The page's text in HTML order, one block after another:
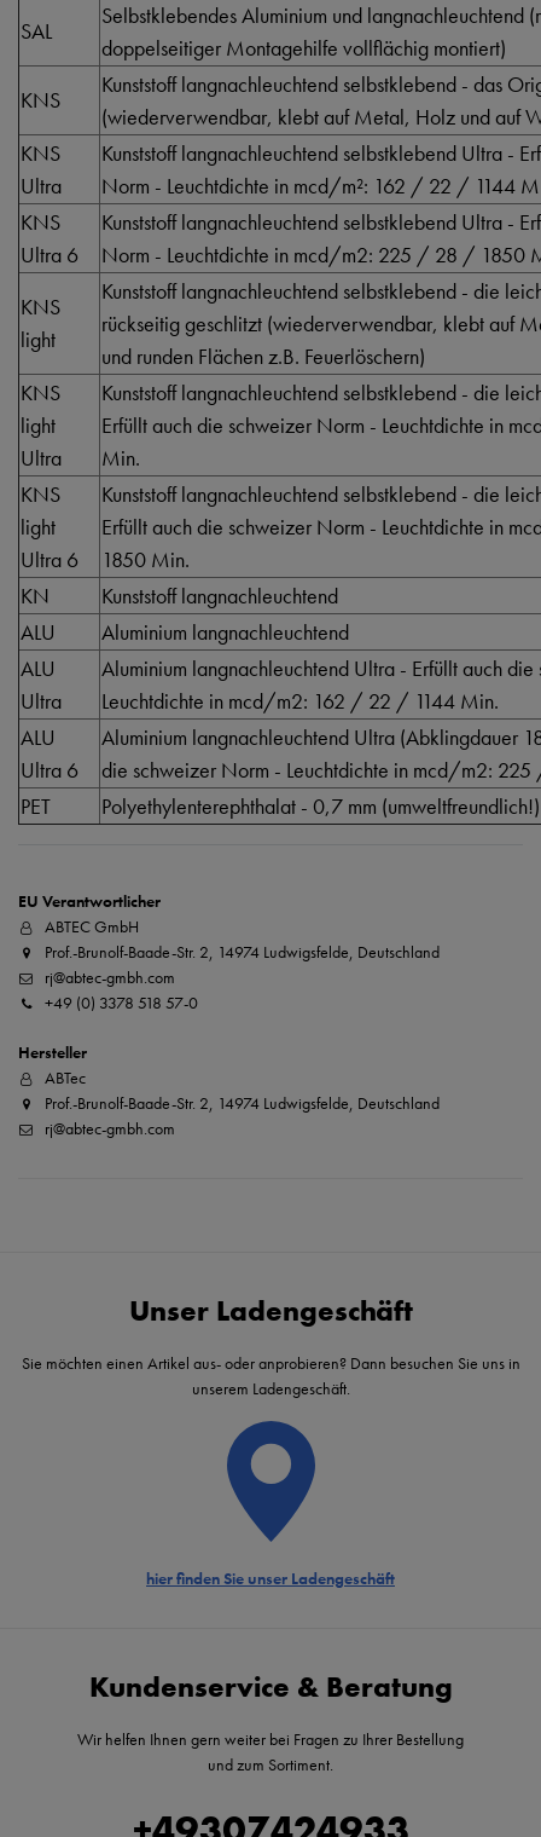
SAL
Selbstklebendes Aluminium und langnachleuchtend
doppelseitiger Montagehilfe vollflächig montiert)
KNS
Kunststoff langnachleuchtend selbstklebend - das
(wiederverwendbar, klebt auf Metal, Holz und auf
KNS
Ultra
Kunststoff langnachleuchtend selbstklebend Ultra -
Norm - Leuchtdichte in mcd/m²: 162 / 22 / 1144
KNS
Ultra 6
Kunststoff langnachleuchtend selbstklebend Ultra -
Norm - Leuchtdichte in mcd/m2: 225 / 28 / 1850
KNS
light
Kunststoff langnachleuchtend selbstklebend - die
rückseitig geschlitzt (wiederverwendbar, klebt auf
und runden Flächen z.B. Feuerlöschern)
KNS
light
Ultra
Kunststoff langnachleuchtend selbstklebend - die
Erfüllt auch die schweizer Norm - Leuchtdichte in
Min.
KNS
light
Ultra 6
Kunststoff langnachleuchtend selbstklebend - die
Erfüllt auch die schweizer Norm - Leuchtdichte in
1850 Min.
KN
Kunststoff langnachleuchtend
ALU
Aluminium langnachleuchtend
ALU
Ultra
Aluminium langnachleuchtend Ultra - Erfüllt auch
Leuchtdichte in mcd/m2: 162 / 22 / 1144 Min.
ALU
Ultra 6
Aluminium langnachleuchtend Ultra (Abklingdauer
die schweizer Norm - Leuchtdichte in mcd/m2:
PET
Polyethylenterephthalat - 0,7 mm (umweltfreundlich!)
EU Verantwortlicher
ABTEC GmbH
Prof.-Brunolf-Baade-Str. 2, 14974 Ludwigsfelde, Deutschland
rj@abtec-gmbh.com
+49 (0) 3378 518 57-0
Hersteller
ABTec
Prof.-Brunolf-Baade-Str. 2, 14974 Ludwigsfelde, Deutschland
rj@abtec-gmbh.com
Unser Ladengeschäft
Sie möchten einen Artikel aus- oder anprobieren? Dann besuchen Sie uns in
unserem Ladengeschäft.
hier finden Sie unser Ladengeschäft
Kundenservice & Beratung
Wir helfen Ihnen gern weiter bei Fragen zu Ihrer Bestellung
und zum Sortiment.